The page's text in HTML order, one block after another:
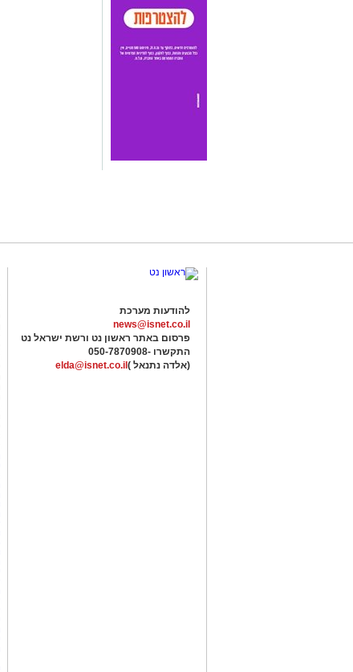
להודעות מערכת
news@isnet.co.il
פרסום באתר ראשון נט ורשת ישראל נט
התקשרו -050-7870908
(אלדה נתנאל ) elda@isnet.co.il